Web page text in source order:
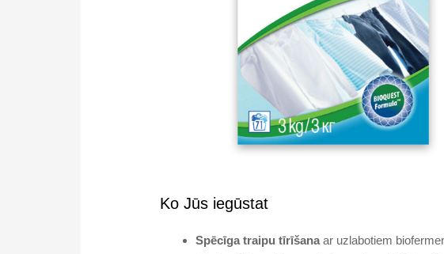
Ko Jūs iegūstat
Spēcīga traipu tīrīšanaar uzlabotiem